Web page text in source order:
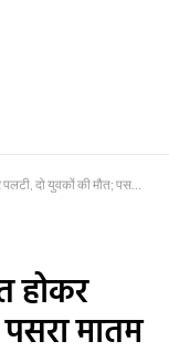
दो युवकों की मौत; पसरा मातम
होकर
मातम